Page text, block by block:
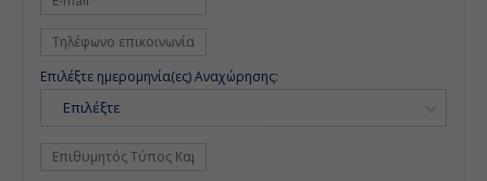
Επιλέξτε ημερομηνία(ες) Αναχώρησης:
Επιλέξτε